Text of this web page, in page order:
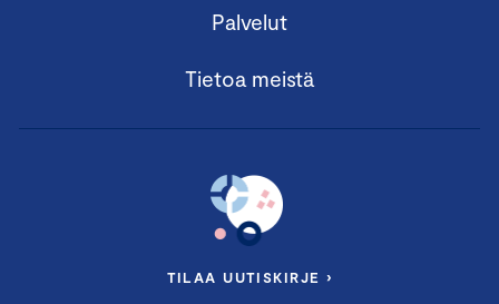
Palvelut
Tietoa meistä
TILAA UUTISKIRJE ›